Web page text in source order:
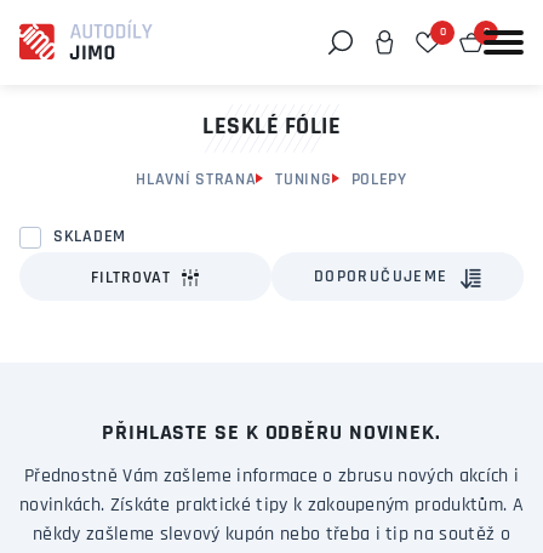
0 0
LESKLÉ FÓLIE
HLAVNÍ STRANA TUNING POLEPY
SKLADEM
FILTROVAT DOPORUČUJEME
PŘIHLASTE SE K ODBĚRU NOVINEK.
Přednostně Vám zašleme informace o zbrusu nových akcích i
novinkách. Získáte praktické tipy k zakoupeným produktům. A
někdy zašleme slevový kupón nebo třeba i tip na soutěž o
Můžeme vám pomoci něco najít?